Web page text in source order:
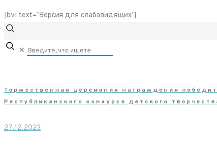
[bvi text=’Версия для слабовидящих’]
✕
Торжественная церемония награждения
Республиканского конкурса детского
27.12.2023